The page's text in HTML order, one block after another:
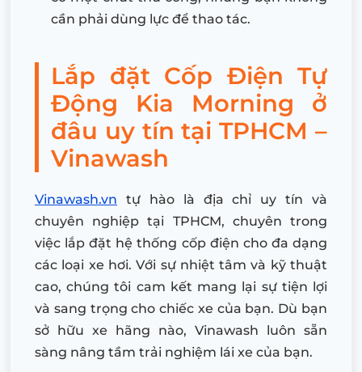
cần phải dùng lực để thao tác.
Lắp đặt Cốp Điện Tự
Động Kia Morning ở
đâu uy tín tại TPHCM –
Vinawash
Vinawash.vn tự hào là địa chỉ uy tín và
chuyên nghiệp tại TPHCM, chuyên trong
việc lắp đặt hệ thống cốp điện cho đa dạng
các loại xe hơi. Với sự nhiệt tâm và kỹ thuật
cao, chúng tôi cam kết mang lại sự tiện lợi
và sang trọng cho chiếc xe của bạn. Dù bạn
sở hữu xe hãng nào, Vinawash luôn sẵn
sàng nâng tầm trải nghiệm lái xe của bạn.